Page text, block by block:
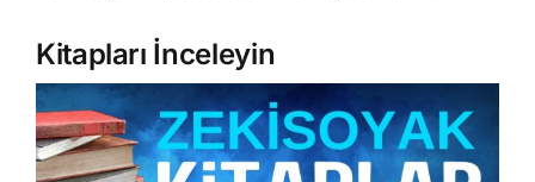
Kitapları İnceleyin